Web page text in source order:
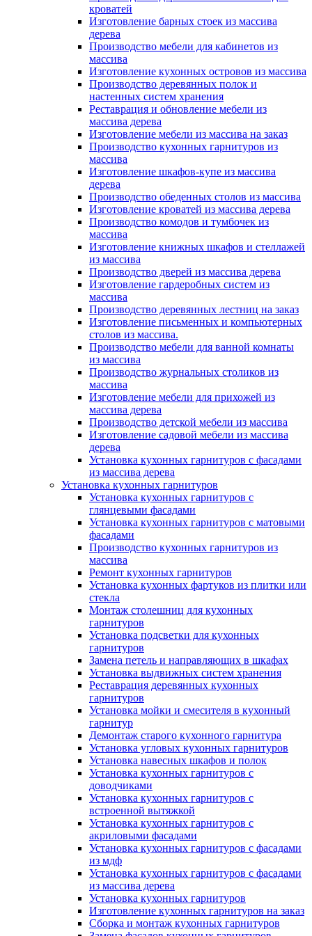
кроватей
Изготовление барных стоек из массива
дерева
Производство мебели для кабинетов из
массива
Изготовление кухонных островов из массива
Производство деревянных полок и
настенных систем хранения
Реставрация и обновление мебели из
массива дерева
Изготовление мебели из массива на заказ
Производство кухонных гарнитуров из
массива
Изготовление шкафов-купе из массива
дерева
Производство обеденных столов из массива
Изготовление кроватей из массива дерева
Производство комодов и тумбочек из
массива
Изготовление книжных шкафов и стеллажей
из массива
Производство дверей из массива дерева
Изготовление гардеробных систем из
массива
Производство деревянных лестниц на заказ
Изготовление письменных и компьютерных
столов из массива.
Производство мебели для ванной комнаты
из массива
Производство журнальных столиков из
массива
Изготовление мебели для прихожей из
массива дерева
Производство детской мебели из массива
Изготовление садовой мебели из массива
дерева
Установка кухонных гарнитуров с фасадами
из массива дерева
Установка кухонных гарнитуров
Установка кухонных гарнитуров с
глянцевыми фасадами
Установка кухонных гарнитуров с матовыми
фасадами
Производство кухонных гарнитуров из
массива
Ремонт кухонных гарнитуров
Установка кухонных фартуков из плитки или
стекла
Монтаж столешниц для кухонных
гарнитуров
Установка подсветки для кухонных
гарнитуров
Замена петель и направляющих в шкафах
Установка выдвижных систем хранения
Реставрация деревянных кухонных
гарнитуров
Установка мойки и смесителя в кухонный
гарнитур
Демонтаж старого кухонного гарнитура
Установка угловых кухонных гарнитуров
Установка навесных шкафов и полок
Установка кухонных гарнитуров с
доводчиками
Установка кухонных гарнитуров с
встроенной вытяжкой
Установка кухонных гарнитуров с
акриловыми фасадами
Установка кухонных гарнитуров с фасадами
из мдф
Установка кухонных гарнитуров с фасадами
из массива дерева
Установка кухонных гарнитуров
Изготовление кухонных гарнитуров на заказ
Сборка и монтаж кухонных гарнитуров